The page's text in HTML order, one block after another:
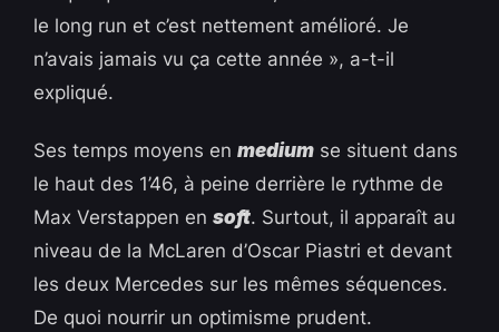
le long run et c’est nettement amélioré. Je
n’avais jamais vu ça cette année », a-t-il
expliqué.
Ses temps moyens enmedium se situent dans
le haut des 1’46, à peine derrière le rythme de
Max Verstappen ensoft. Surtout, il apparaît au
niveau de la McLaren d’Oscar Piastri et devant
les deux Mercedes sur les mêmes séquences.
De quoi nourrir un optimisme prudent.